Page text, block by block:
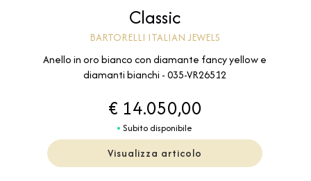
Classic
BARTORELLI ITALIAN JEWELS
Anello in oro bianco con diamante fancy yellow e
diamanti bianchi - 035-VR26512
€ 14.050,00
Subito disponibile
Visualizza articolo